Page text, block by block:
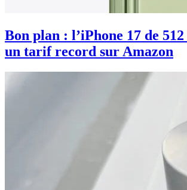
Bon plan : l’iPhone 17 de 512
un tarif record sur Amazon